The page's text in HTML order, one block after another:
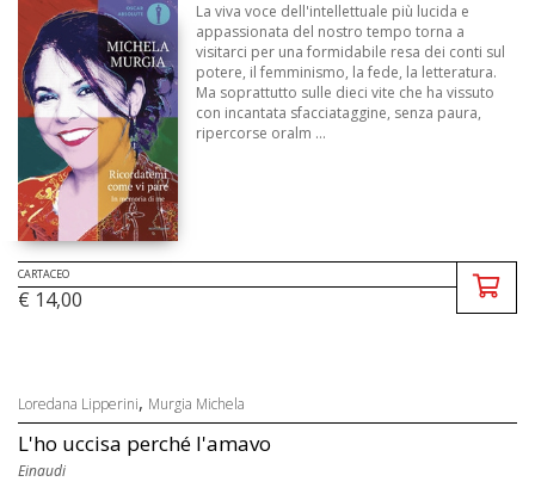
La viva voce dell'intellettuale più lucida e
appassionata del nostro tempo torna a
visitarci per una formidabile resa dei conti sul
potere, il femminismo, la fede, la letteratura.
Ma soprattutto sulle dieci vite che ha vissuto
con incantata sfacciataggine, senza paura,
ripercorse oralm ...
CARTACEO
€ 14,00
Loredana Lipperini, Murgia Michela
L'ho uccisa perché l'amavo
Einaudi